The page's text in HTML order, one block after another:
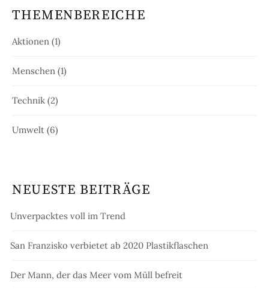
THEMENBEREICHE
Aktionen (1)
Menschen (1)
Technik (2)
Umwelt (6)
NEUESTE BEITRÄGE
Unverpacktes voll im Trend
San Franzisko verbietet ab 2020 Plastikflaschen
Der Mann, der das Meer vom Müll befreit